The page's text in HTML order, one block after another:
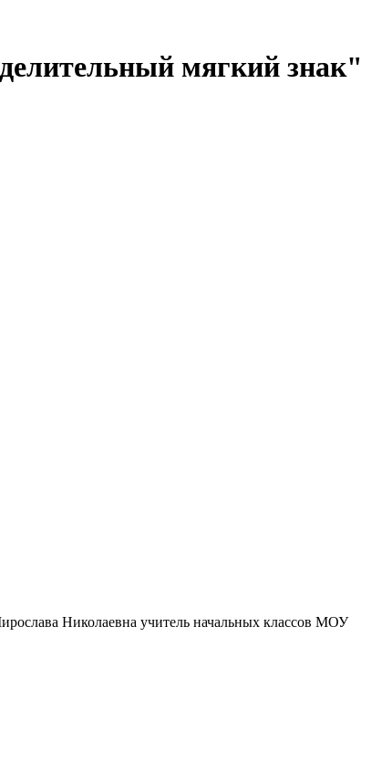
мягкий знак"
Николаевна учитель начальных классов МОУ